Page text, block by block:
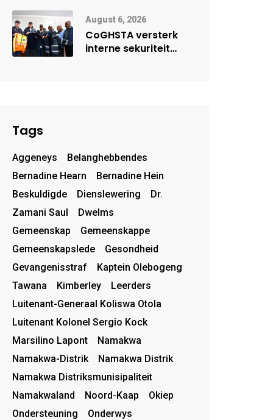
vir moontlike
herbegin
August 6, 2026
CoGHSTA versterk
interne sekuriteit
Tags
Aggeneys
Belanghebbendes
Bernadine Hearn
Bernadine Hein
Beskuldigde
Dienslewering
Dr.
Zamani Saul
Dwelms
Gemeenskap
Gemeenskappe
Gemeenskapslede
Gesondheid
Gevangenisstraf
Kaptein Olebogeng
Tawana
Kimberley
Leerders
Luitenant-Generaal Koliswa Otola
Luitenant Kolonel Sergio Kock
Marsilino Lapont
Namakwa
Namakwa-Distrik
Namakwa Distrik
Namakwa Distriksmunisipaliteit
Namakwaland
Noord-Kaap
Okiep
Ondersteuning
Onderwys